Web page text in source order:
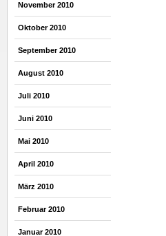
November 2010
Oktober 2010
September 2010
August 2010
Juli 2010
Juni 2010
Mai 2010
April 2010
März 2010
Februar 2010
Januar 2010